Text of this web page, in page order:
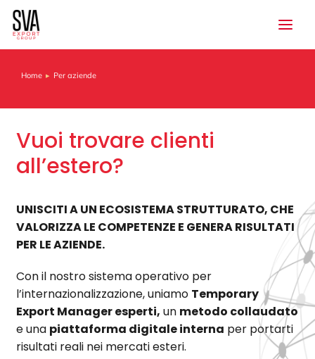
Tu sei qui:
Home Per aziende
Vuoi trovare clienti
all’estero?
UNISCITI A UN ECOSISTEMA STRUTTURATO, CHE
VALORIZZA LE COMPETENZE E GENERA RISULTATI
PER LE AZIENDE.
Con il nostro sistema operativo per
l’internazionalizzazione, uniamo Temporary
Export Manager esperti, un metodo collaudato
e una piattaforma digitale interna per portarti
risultati reali nei mercati esteri.